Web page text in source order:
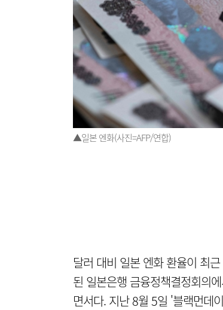
▲일본 엔화(사진=AFP/연합)
달러 대비 일본 엔화 환율이 최
된 일본은행 금융정책결정회의
면서다. 지난 8월 5일 '블랙먼데